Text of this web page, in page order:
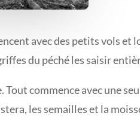
avec des petits vols et
du péché les saisir
commence avec une
les semailles et la